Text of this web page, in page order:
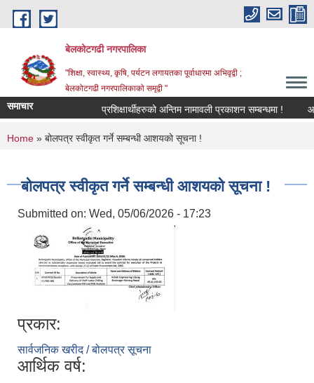
Skip to main content
बेलकोटगढी नगरपालिका
"शिक्षा, स्वास्थ्य, कृषि, पर्यटन लगायतका पूर्वाधारमा अभिवृद्वी ;
बेलकोटगढी नगरपालिकाको समृद्वी "
समाचार प्रशिक्षार्थीहरुको अन्तिम नामावली प्रकाशन सम्बन्धमा ! आ.व.
You are here
Home » बोलपत्र स्वीकृत गर्ने सम्बन्धी आशयको सूचना !
बोलपत्र स्वीकृत गर्ने सम्बन्धी आशयको सूचना !
Submitted on: Wed, 05/06/2026 - 17:23
प्रकार:
सार्वजनिक खरीद / बोलपत्र सूचना
आर्थिक वर्ष: